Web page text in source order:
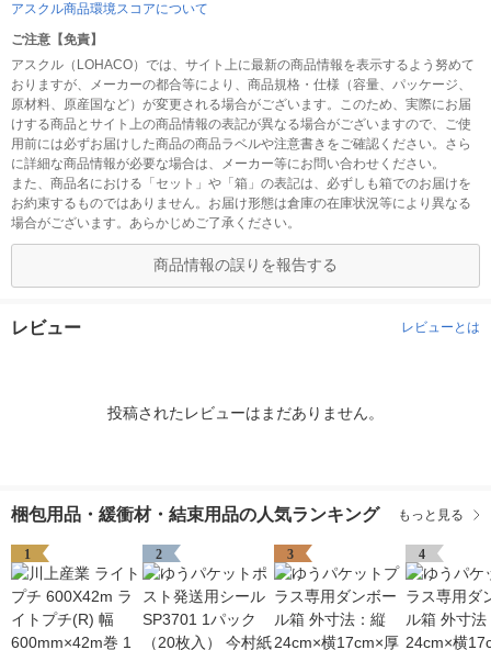
アスクル商品環境スコアについて
ご注意【免責】
アスクル（LOHACO）では、サイト上に最新の商品情報を表示するよう努めて
おりますが、メーカーの都合等により、商品規格・仕様（容量、パッケージ、
原材料、原産国など）が変更される場合がございます。このため、実際にお届
けする商品とサイト上の商品情報の表記が異なる場合がございますので、ご使
用前には必ずお届けした商品の商品ラベルや注意書きをご確認ください。さら
に詳細な商品情報が必要な場合は、メーカー等にお問い合わせください。
また、商品名における「セット」や「箱」の表記は、必ずしも箱でのお届けを
お約束するものではありません。お届け形態は倉庫の在庫状況等により異なる
場合がございます。あらかじめご了承ください。
商品情報の誤りを報告する
レビュー レビューとは
投稿されたレビューはまだありません。
梱包用品・緩衝材・結束用品の人気ランキング もっと見る
1 2 3 4